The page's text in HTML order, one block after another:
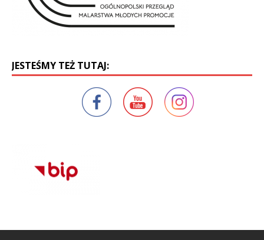
JESTEŚMY TEŻ TUTAJ: